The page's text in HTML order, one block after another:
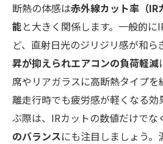
断熱の体感は赤外線カット率（IR
能と大きく関係します。一般的に
ど、直射日光のジリジリ感が和ら
昇が抑えられエアコンの負荷軽減
席やリアガラスに高断熱タイプを
離走行時でも疲労感が軽くなる効
ぶ際は、IRカットの数値だけでな
のバランスにも注目しましょう